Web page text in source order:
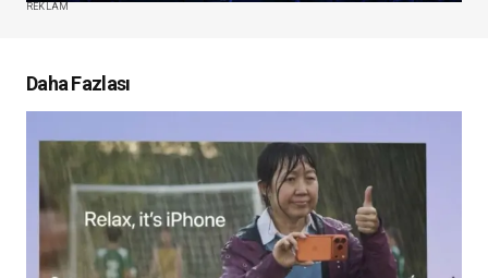
REKLAM
Daha Fazlası